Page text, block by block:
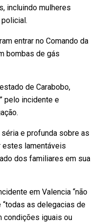
incluindo mulheres
entrar no Comando da
bombas de gás
de Carabobo,
pelo incidente e
e profunda sobre as
lamentáveis
dos familiares em sua
em Valencia “não
“todas as delegacias de
condições iguais ou